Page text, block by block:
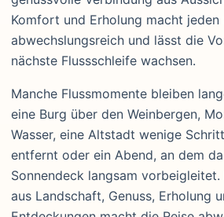
Komfort und Erholung macht jeden
abwechslungsreich und lässt die
nächste Flussschleife wachsen.
Manche Flussmomente bleiben
eine Burg über den Weinbergen,
Wasser, eine Altstadt wenige
entfernt oder ein Abend, an dem
Sonnendeck langsam vorbeigleitet.
aus Landschaft, Genuss, Erholung